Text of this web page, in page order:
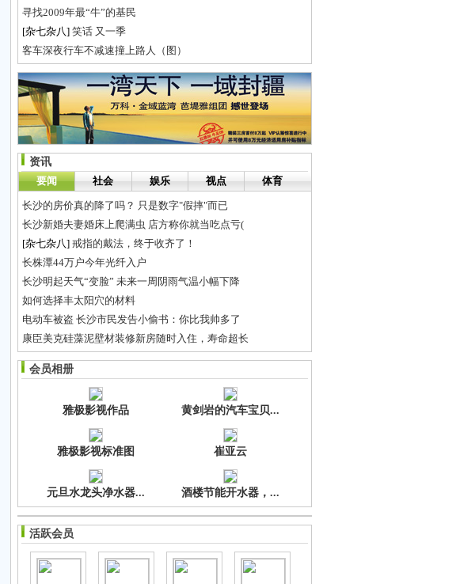
寻找2009年最“牛”的基民
[杂七杂八] 笑话 又一季
客车深夜行车不减速撞上路人（图）
资讯
要闻
社会 娱乐 视点 体育
长沙的房价真的降了吗？ 只是数字"假摔"而已
长沙新婚夫妻婚床上爬满虫 店方称你就当吃点亏(
[杂七杂八] 戒指的戴法，终于收齐了！
长株潭44万户今年光纤入户
长沙明起天气“变脸” 未来一周阴雨气温小幅下降
如何选择丰太阳穴的材料
电动车被盗 长沙市民发告小偷书：你比我帅多了
康臣美克硅藻泥壁材装修新房随时入住，寿命超长
长沙金饰价每克355元创新高 黄金周市民追着买
萍乡市电子商务研讨会在开发区召开
会员相册
雅极影视作品 黄剑岩的汽车宝贝...
雅极影视标准图 崔亚云
元旦水龙头净水器... 酒楼节能开水器，...
活跃会员